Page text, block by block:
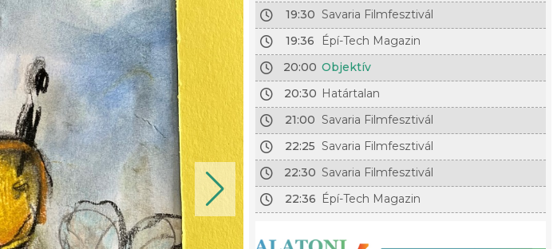
19:30 Savaria Filmfesztivál
19:36
Épí-Tech Magazin
20:00 Objektív
20:30 Határtalan
21:00 Savaria Filmfesztivál
22:25 Savaria Filmfesztivál
22:30 Savaria Filmfesztivál
22:36 Épí-Tech Magazin